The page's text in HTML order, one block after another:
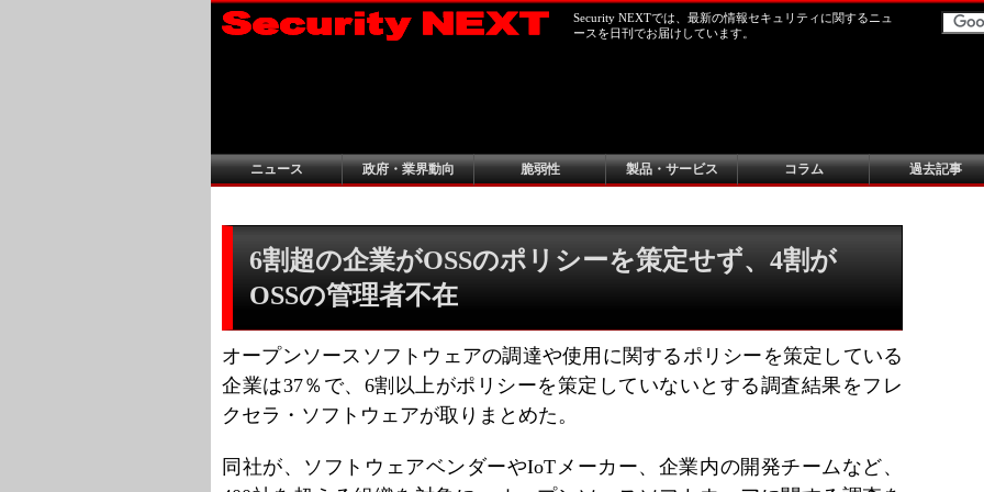
Security NEXTでは、最新の情報セキュリティに関するニュ
ースを日刊でお届けしています。
ニュース 政府・業界動向 脆弱性 製品・サービス コラム 過去記事
6割超の企業がOSSのポリシーを策定せず、4割が
OSSの管理者不在
オープンソースソフトウェアの調達や使用に関するポリシーを策定している
企業は37％で、6割以上がポリシーを策定していないとする調査結果をフレ
クセラ・ソフトウェアが取りまとめた。
同社が、ソフトウェアベンダーやIoTメーカー、企業内の開発チームなど、